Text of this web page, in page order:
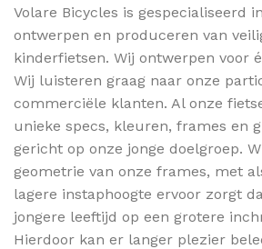
Volare Bicycles is gespecialiseerd
ontwerpen en produceren van
kinderfietsen. Wij ontwerpen voor
Wij luisteren graag naar onze
commerciële klanten. Al onze
unieke specs, kleuren, frames en
gericht op onze jonge doelgroep.
geometrie van onze frames, met
lagere instaphoogte ervoor zorgt
jongere leeftijd op een grotere
Hierdoor kan er langer plezier